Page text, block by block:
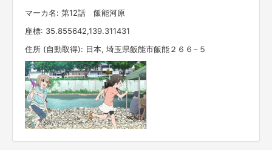
マーカ名: 第12話 飯能河原
座標: 35.855642,139.311431
住所 (自動取得): 日本, 埼玉県飯能市飯能２６６−５